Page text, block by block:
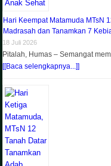
Hari Keempat Matamuda MTsN
Madrasah dan Tanamkan 7
18 Juli 2026
Pitalah, Humas – Semangat
[[Baca selengkapnya...]]